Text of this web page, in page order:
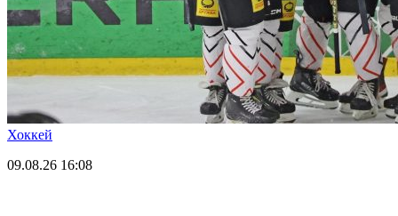
Хоккей
09.08.26 16:08